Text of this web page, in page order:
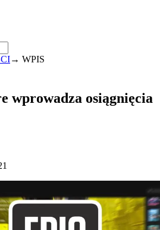
→ WPIS
wprowadza osiągnięcia